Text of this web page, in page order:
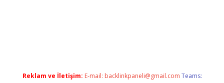
Reklam ve İletişim: E-mail: backlinkpaneli@gmail.com Teams: